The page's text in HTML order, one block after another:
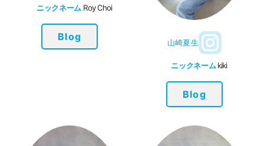
ニックネーム Roy Choi
Blog 山崎夏生
ニックネーム kiki
Blog